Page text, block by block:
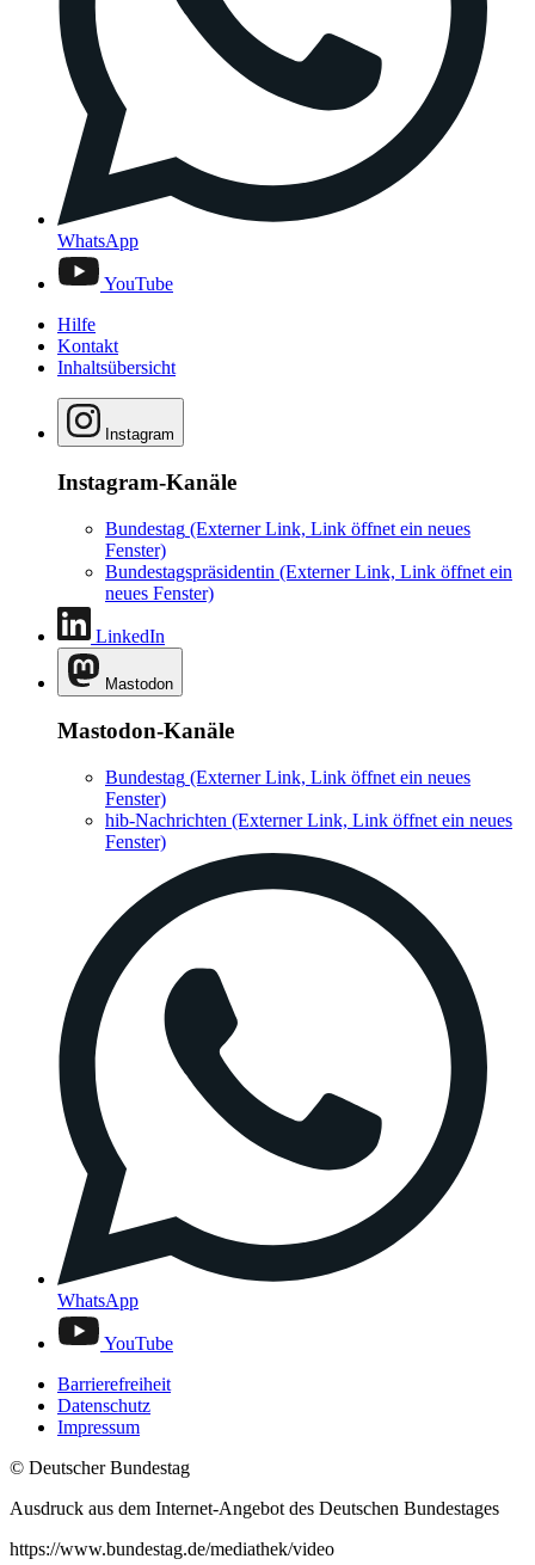
WhatsApp
YouTube
Hilfe
Kontakt
Inhaltsübersicht
Instagram
Instagram-Kanäle
Bundestag (Externer Link, Link öffnet ein neues
Fenster)
Bundestagspräsidentin (Externer Link, Link öffnet ein
neues Fenster)
LinkedIn
Mastodon
Mastodon-Kanäle
Bundestag (Externer Link, Link öffnet ein neues
Fenster)
hib-Nachrichten (Externer Link, Link öffnet ein neues
Fenster)
WhatsApp
YouTube
Barrierefreiheit
Datenschutz
Impressum
© Deutscher Bundestag
Ausdruck aus dem Internet-Angebot des Deutschen Bundestages
https://www.bundestag.de/mediathek/video